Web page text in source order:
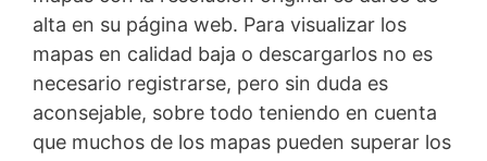
alta en su página web. Para visualizar los
mapas en calidad baja o descargarlos no es
necesario registrarse, pero sin duda es
aconsejable, sobre todo teniendo en cuenta
que muchos de los mapas pueden superar los